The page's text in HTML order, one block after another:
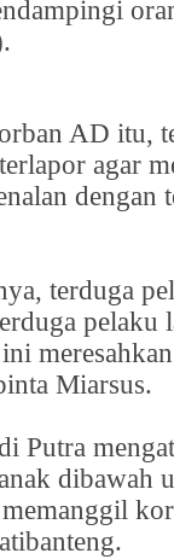
AD itu,
agar
dengan
terduga
pelaku
Miarsus.
Putra
dibawah
memanggil